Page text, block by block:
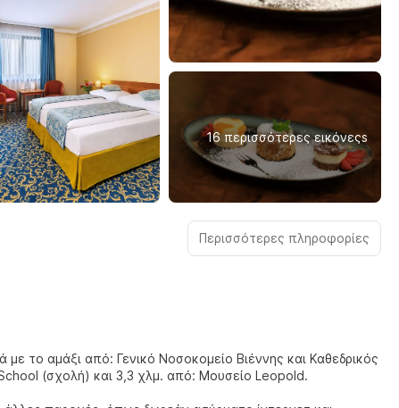
16 περισσότερες εικόνεςs
το αμάξι από: Γενικό Νοσοκομείο Βιέννης και Καθεδρικός
Riding School (σχολή) και 3,3 χλμ. από: Μουσείο Leopold.
Περισσότερες πληροφορίες